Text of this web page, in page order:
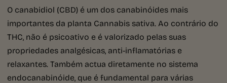
O canabidiol (CBD) é um dos canabinóides mais
importantes da planta Cannabis sativa. Ao contrário do
THC, não é psicoativo e é valorizado pelas suas
propriedades analgésicas, anti-inflamatórias e
relaxantes. Também actua diretamente no sistema
endocanabinóide, que é fundamental para várias